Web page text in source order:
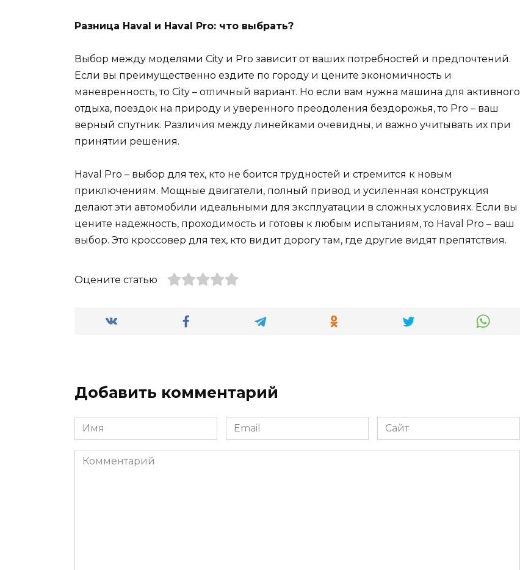
Разница Haval и Haval Pro: что выбрать?
Выбор между моделями City и Pro зависит от ваших потребностей и предпочтений.
Если вы преимущественно ездите по городу и цените экономичность и
маневренность, то City – отличный вариант. Но если вам нужна машина для активного
отдыха, поездок на природу и уверенного преодоления бездорожья, то Pro – ваш
верный спутник. Различия между линейками очевидны, и важно учитывать их при
принятии решения.
Haval Pro – выбор для тех, кто не боится трудностей и стремится к новым
приключениям. Мощные двигатели, полный привод и усиленная конструкция
делают эти автомобили идеальными для эксплуатации в сложных условиях. Если вы
цените надежность, проходимость и готовы к любым испытаниям, то Haval Pro – ваш
выбор. Это кроссовер для тех, кто видит дорогу там, где другие видят препятствия.
Оцените статью
Добавить комментарий
Имя
*
Email
*
Сайт
Комментарий